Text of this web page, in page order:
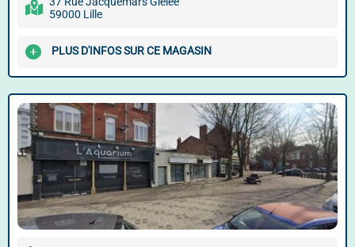
59000 Lille
PLUS D'INFOS SUR CE MAGASIN